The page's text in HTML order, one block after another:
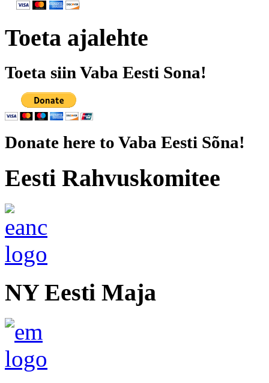
Toeta ajalehte
Toeta siin Vaba Eesti Sona!
Donate here to Vaba Eesti Sõna!
Eesti Rahvuskomitee
NY Eesti Maja